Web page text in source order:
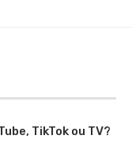
TikTok ou TV?